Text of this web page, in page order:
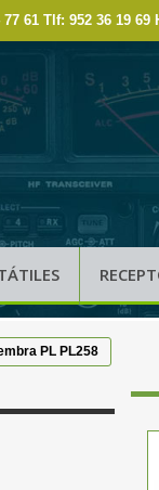
77 61 Tlf: 952 36 19
PL PL258